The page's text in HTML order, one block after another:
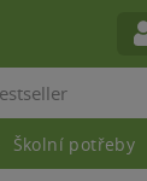
Školní potřeby